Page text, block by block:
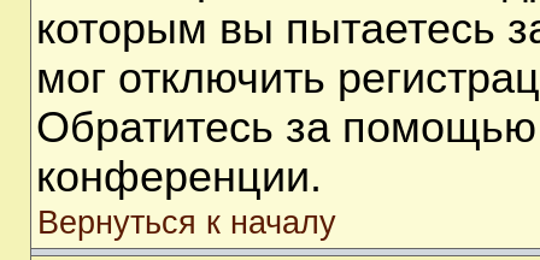
которым вы пытаетесь
мог отключить
Обратитесь за помощью
конференции.
Вернуться к началу